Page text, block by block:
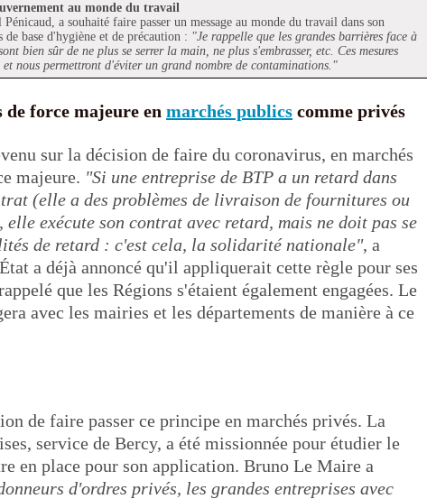
au monde du travail
a souhaité faire passer un message au monde du travail dans son
de base d'hygiène et de précaution : "Je rappelle que les grandes barrières face à
bien sûr de ne plus se serrer la main, ne plus s'embrasser, etc. Ces mesures
et nous permettront d'éviter un grand nombre de contaminations."
force majeure en marchés publics comme privés
sur la décision de faire du coronavirus, en marchés
majeure. "Si une entreprise de BTP a un retard dans
(elle a des problèmes de livraison de fournitures ou
exécute son contrat avec retard, mais ne doit pas se
de retard : c'est cela, la solidarité nationale", a
a déjà annoncé qu'il appliquerait cette règle pour ses
que les Régions s'étaient également engagées. Le
avec les mairies et les départements de manière à ce
de faire passer ce principe en marchés privés. La
service de Bercy, a été missionnée pour étudier le
en place pour son application. Bruno Le Maire a
d'ordres privés, les grandes entreprises avec